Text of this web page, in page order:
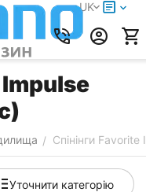
UK
Impulse
/ Спінінги Favorite
Уточнити категорію